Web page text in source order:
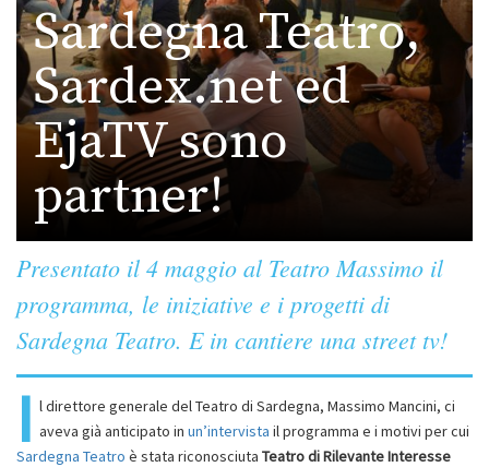
Sardegna Teatro,
Sardex.net ed
EjaTV sono
partner!
Presentato il 4 maggio al Teatro Massimo il
programma, le iniziative e i progetti di
Sardegna Teatro. E in cantiere una street tv!
I l direttore generale del Teatro di Sardegna, Massimo Mancini, ci
aveva già anticipato in un’intervista il programma e i motivi per cui
Sardegna Teatro è stata riconosciuta Teatro di Rilevante Interesse